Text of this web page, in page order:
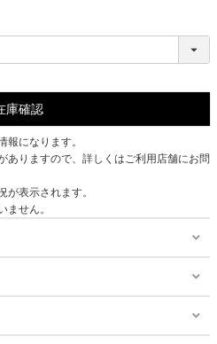
庫確認
になります。
ありますので、詳しくはご利用店舗にお問
表示されます。
せん。